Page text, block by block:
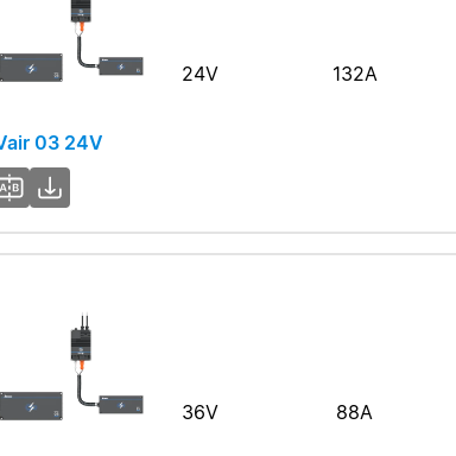
03 24V
24V 132A
36V 88A